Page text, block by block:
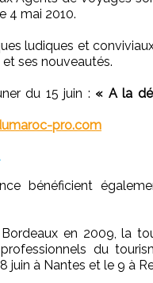
4 mai 2010.
ludiques et
ses nouveautés.
du 15 juin : « A la
pro.com
bénéficient
en 2009, la
du
à Nantes et le 9 à